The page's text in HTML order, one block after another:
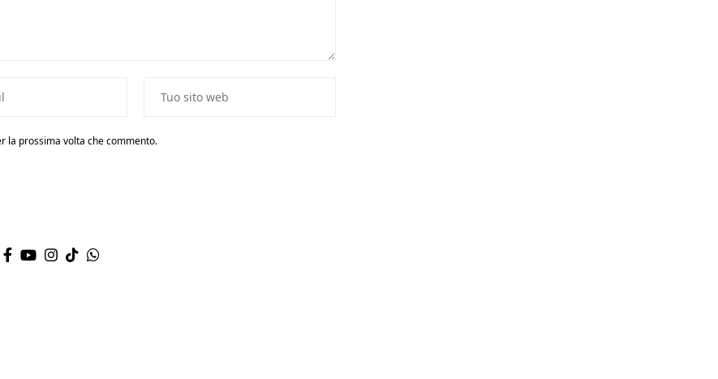
la prossima volta che commento.